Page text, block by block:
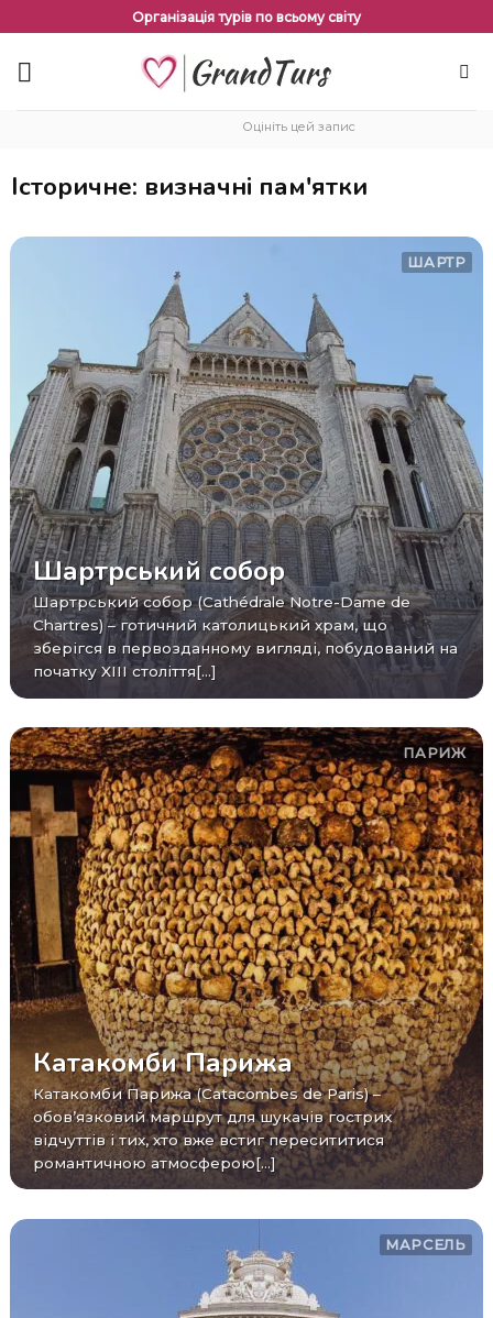
змісту
Організація турів по всьому світу
Оцініть цей запис
Історичне: визначні пам'ятки
ШАРТР
Шартрський собор
Шартрський собор (Cathédrale Notre-Dame de
Chartres) – готичний католицький храм, що
зберігся в первозданному вигляді, побудований на
початку XIII століття[...]
ПАРИЖ
Катакомби Парижа
Катакомби Парижа (Catacombes de Paris) –
обов’язковий маршрут для шукачів гострих
відчуттів і тих, хто вже встиг пересититися
романтичною атмосферою[...]
МАРСЕЛЬ